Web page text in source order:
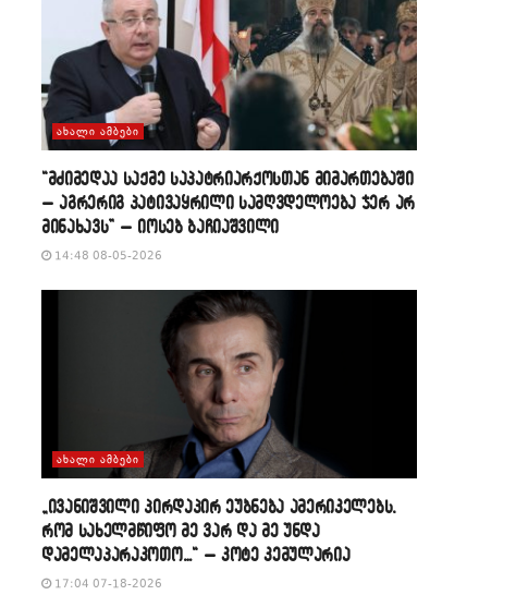
ᲐᲮᲐᲚᲘ ᲐᲛᲑᲔᲑᲘ
“მძიმედაა საქმე საპატრიარქოსთან მიმართებაში
– აგრერიგ პატივაყრილი სამღვდელოება ჯერ არ
მინახავს” – იოსებ ბაჩიაშვილი
14:48 08-05-2026
ᲐᲮᲐᲚᲘ ᲐᲛᲑᲔᲑᲘ
„ივანიშვილი პირდაპირ ეუბნება ამერიკელებს,
რომ სახელმწიფო მე ვარ და მე უნდა
დამელაპარაკოთო…“ – კოტე კემულარია
17:04 07-18-2026